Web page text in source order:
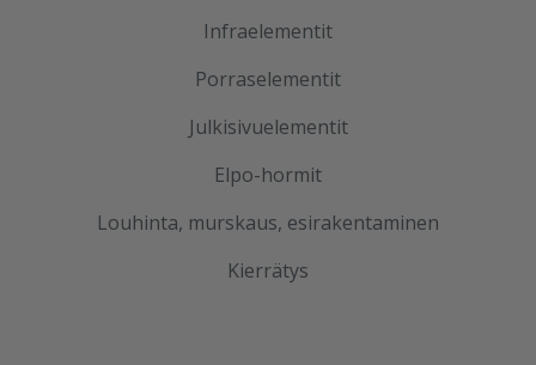
Infraelementit
Porraselementit
Julkisivuelementit
Elpo-hormit
Louhinta, murskaus, esirakentaminen
Kierrätys